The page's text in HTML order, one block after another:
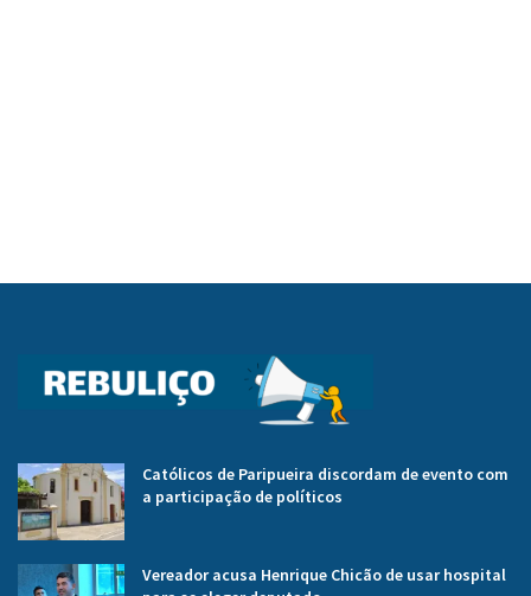
Católicos de Paripueira discordam de evento com
a participação de políticos
Vereador acusa Henrique Chicão de usar hospital